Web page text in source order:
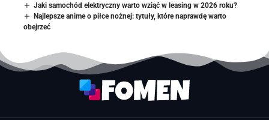
Jaki samochód elektryczny warto wziąć w leasing w 2026 roku?
Najlepsze anime o piłce nożnej: tytuły, które naprawdę warto
obejrzeć